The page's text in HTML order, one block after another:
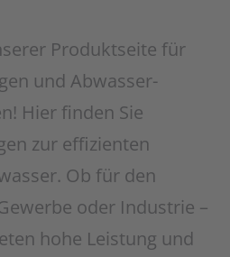
Produktseite für
und Abwasser-
Hier finden Sie
zur effizienten
Ob für den
oder Industrie –
hohe Leistung und